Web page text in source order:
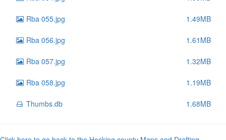
Rba 055.jpg 1.49MB
Rba 056.jpg 1.61MB
Rba 057.jpg 1.32MB
Rba 058.jpg 1.19MB
Thumbs.db 1.68MB